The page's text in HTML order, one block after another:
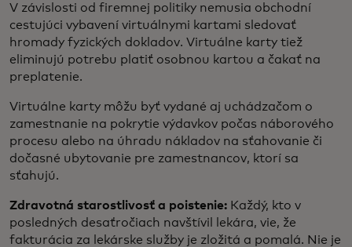
V závislosti od firemnej politiky nemusia obchodní
cestujúci vybavení virtuálnymi kartami sledovať
hromady fyzických dokladov. Virtuálne karty tiež
eliminujú potrebu platiť osobnou kartou a čakať na
preplatenie.
Virtuálne karty môžu byť vydané aj uchádzačom o
zamestnanie na pokrytie výdavkov počas náborového
procesu alebo na úhradu nákladov na sťahovanie či
dočasné ubytovanie pre zamestnancov, ktorí sa
sťahujú.
Zdravotná starostlivosť a poistenie: Každý, kto v
posledných desaťročiach navštívil lekára, vie, že
fakturácia za lekárske služby je zložitá a pomalá. Nie je